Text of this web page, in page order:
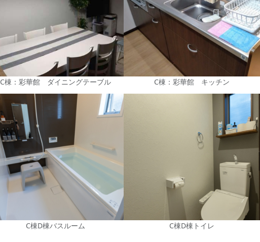
C棟：彩華館 ダイニングテーブル C棟：彩華館 キッチン
C棟D棟バスルーム C棟D棟トイレ